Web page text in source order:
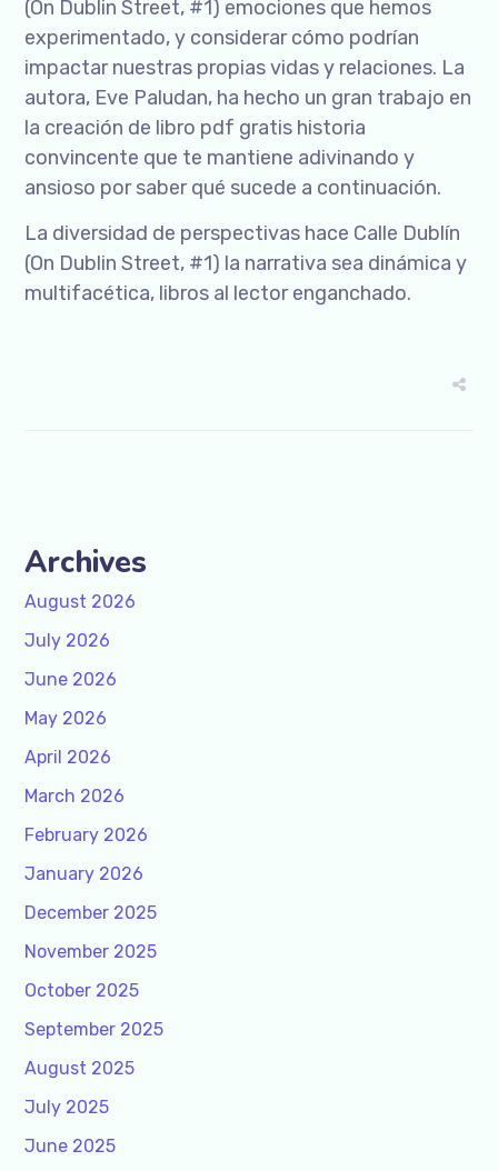
(On Dublin Street, #1) emociones que hemos
experimentado, y considerar cómo podrían
impactar nuestras propias vidas y relaciones. La
autora, Eve Paludan, ha hecho un gran trabajo en
la creación de libro pdf gratis historia
convincente que te mantiene adivinando y
ansioso por saber qué sucede a continuación.
La diversidad de perspectivas hace Calle Dublín
(On Dublin Street, #1) la narrativa sea dinámica y
multifacética, libros al lector enganchado.
Archives
August 2026
July 2026
June 2026
May 2026
April 2026
March 2026
February 2026
January 2026
December 2025
November 2025
October 2025
September 2025
August 2025
July 2025
June 2025